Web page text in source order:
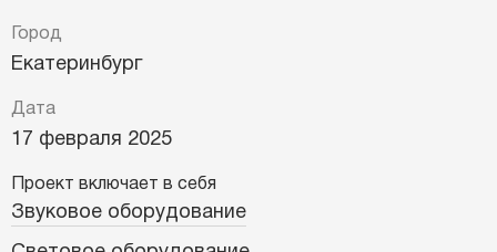
Город
Екатеринбург
Дата
17 февраля 2025
Проект включает в себя
Звуковое оборудование